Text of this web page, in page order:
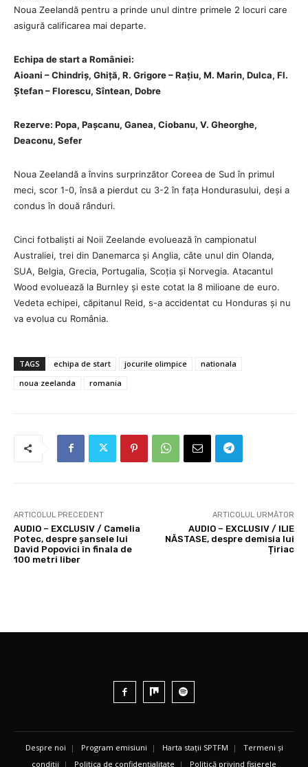
Noua Zeelandă pentru a prinde unul dintre primele 2 locuri care
asigură calificarea mai departe.
Echipa de start a României:
Aioani – Chindriș, Ghiță, R. Grigore – Rațiu, M. Marin, Dulca, Fl.
Ștefan – Florescu, Sîntean, Dobre
Rezerve: Popa, Pașcanu, Ganea, Ciobanu, V. Gheorghe,
Deaconu, Sefer
Noua Zeelandă a învins surprinzător Coreea de Sud în primul
meci, scor 1-0, însă a pierdut cu 3-2 în fața Hondurasului, deși a
condus în două rânduri.
Cinci fotbaliști ai Noii Zeelande evoluează în campionatul
Australiei, trei din Danemarca și Anglia, câte unul din Olanda,
SUA, Belgia, Grecia, Portugalia, Scoția și Norvegia. Atacantul
Wood evoluează la Burnley și este cotat la 8 milioane de euro.
Vedeta echipei, căpitanul Reid, s-a accidentat cu Honduras și nu
va evolua cu România.
TAGS echipa de start jocurile olimpice
nationala
noua zeelanda
romania
ARTICOLUL PRECEDENT
AUDIO – EXCLUSIV / Camelia
Potec, despre șansele lui
David Popovici în finala de
100 metri liber
ARTICOLUL URMĂTOR
AUDIO – EXCLUSIV / ILIE
NĂSTASE, despre demisia lui
Țiriac
Despre noi | Program emisiuni | Harta stații SPTFM | Termeni și
condiții | Politica de confidențialitate | Politică privind fișierele